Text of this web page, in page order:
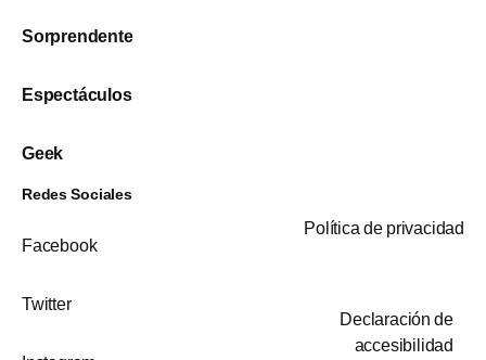
Sorprendente
Espectáculos
Geek
Redes Sociales
Facebook
Twitter
Política de privacidad
Declaración de
accesibilidad